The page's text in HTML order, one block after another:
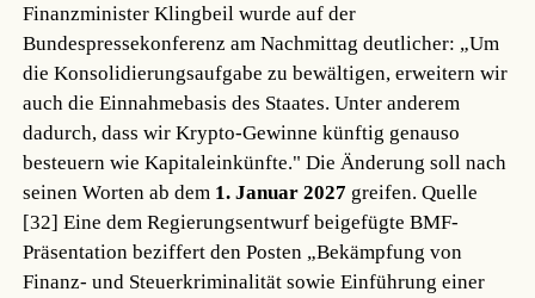
Finanzminister Klingbeil wurde auf der
Bundespressekonferenz am Nachmittag deutlicher: „Um
die Konsolidierungsaufgabe zu bewältigen, erweitern wir
auch die Einnahmebasis des Staates. Unter anderem
dadurch, dass wir Krypto-Gewinne künftig genauso
besteuern wie Kapitaleinkünfte." Die Änderung soll nach
seinen Worten ab dem 1. Januar 2027 greifen.Quelle
[32] Eine dem Regierungsentwurf beigefügte BMF-
Präsentation beziffert den Posten „Bekämpfung von
Finanz- und Steuerkriminalität sowie Einführung einer